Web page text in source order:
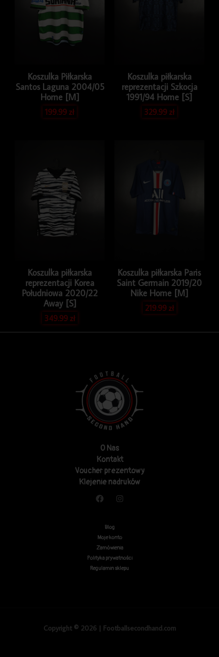
Koszulka Piłkarska
Santos Laguna 2004/05
Home [M]
199.99zł
Koszulka piłkarska
reprezentacji Szkocja
1991/94 Home [S]
329.99zł
Koszulka piłkarska
reprezentacji Korea
Południowa 2020/22
Away [S]
349.99zł
Koszulka piłkarska Paris
Saint Germain 2019/20
Nike Home [M]
219.99zł
O Nas
Kontakt
Voucher prezentowy
Klejenie nadruków
Blog
Moje konto
Zamówienia
Polityka prywatności
Regulamin sklepu
Copyright © 2026 | Footballsecondhand.com